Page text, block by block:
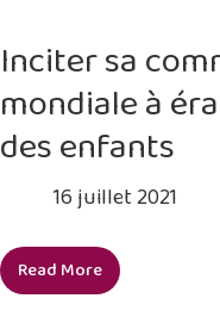
pour
promouvoir
une
production
durable
de
cacao
sans
recours
au
Inciter sa
mondiale à
des enfants
16 juillet 2021
Read More
Inciter